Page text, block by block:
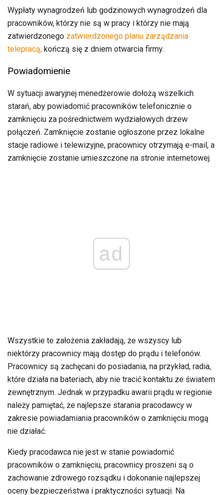
Wypłaty wynagrodzeń lub godzinowych wynagrodzeń dla
pracowników, którzy nie są w pracy i którzy nie mają
zatwierdzonego zatwierdzonego planu zarządzania
telepracą, kończą się z dniem otwarcia firmy.
Powiadomienie
W sytuacji awaryjnej menedżerowie dołożą wszelkich
starań, aby powiadomić pracowników telefonicznie o
zamknięciu za pośrednictwem wydziałowych drzew
połączeń. Zamknięcie zostanie ogłoszone przez lokalne
stacje radiowe i telewizyjne, pracownicy otrzymają e-mail, a
zamknięcie zostanie umieszczone na stronie internetowej.
ad
Wszystkie te założenia zakładają, że wszyscy lub
niektórzy pracownicy mają dostęp do prądu i telefonów.
Pracownicy są zachęcani do posiadania, na przykład, radia,
które działa na bateriach, aby nie tracić kontaktu ze światem
zewnętrznym. Jednak w przypadku awarii prądu w regionie
należy pamiętać, że najlepsze starania pracodawcy w
zakresie powiadamiania pracowników o zamknięciu mogą
nie działać.
Kiedy pracodawca nie jest w stanie powiadomić
pracowników o zamknięciu, pracownicy proszeni są o
zachowanie zdrowego rozsądku i dokonanie najlepszej
oceny bezpieczeństwa i praktyczności sytuacji. Na